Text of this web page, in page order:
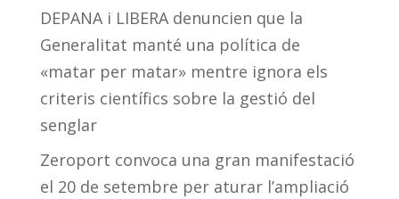
DEPANA i LIBERA denuncien que la
Generalitat manté una política de
«matar per matar» mentre ignora els
criteris científics sobre la gestió del
senglar
Zeroport convoca una gran manifestació
el 20 de setembre per aturar l’ampliació